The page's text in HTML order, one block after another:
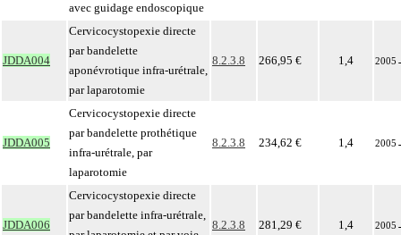
avec guidage endoscopique
JDDA004
Cervicocystopexie directe
par bandelette
aponévrotique infra-urétrale,
par laparotomie
8.2.3.8 266,95 € 1,4 2005
JDDA005
Cervicocystopexie directe
par bandelette prothétique
infra-urétrale, par
laparotomie
8.2.3.8 234,62 € 1,4 2005
JDDA006
Cervicocystopexie directe
par bandelette infra-urétrale,
8.2.3.8 281,29 € 1,4 2005